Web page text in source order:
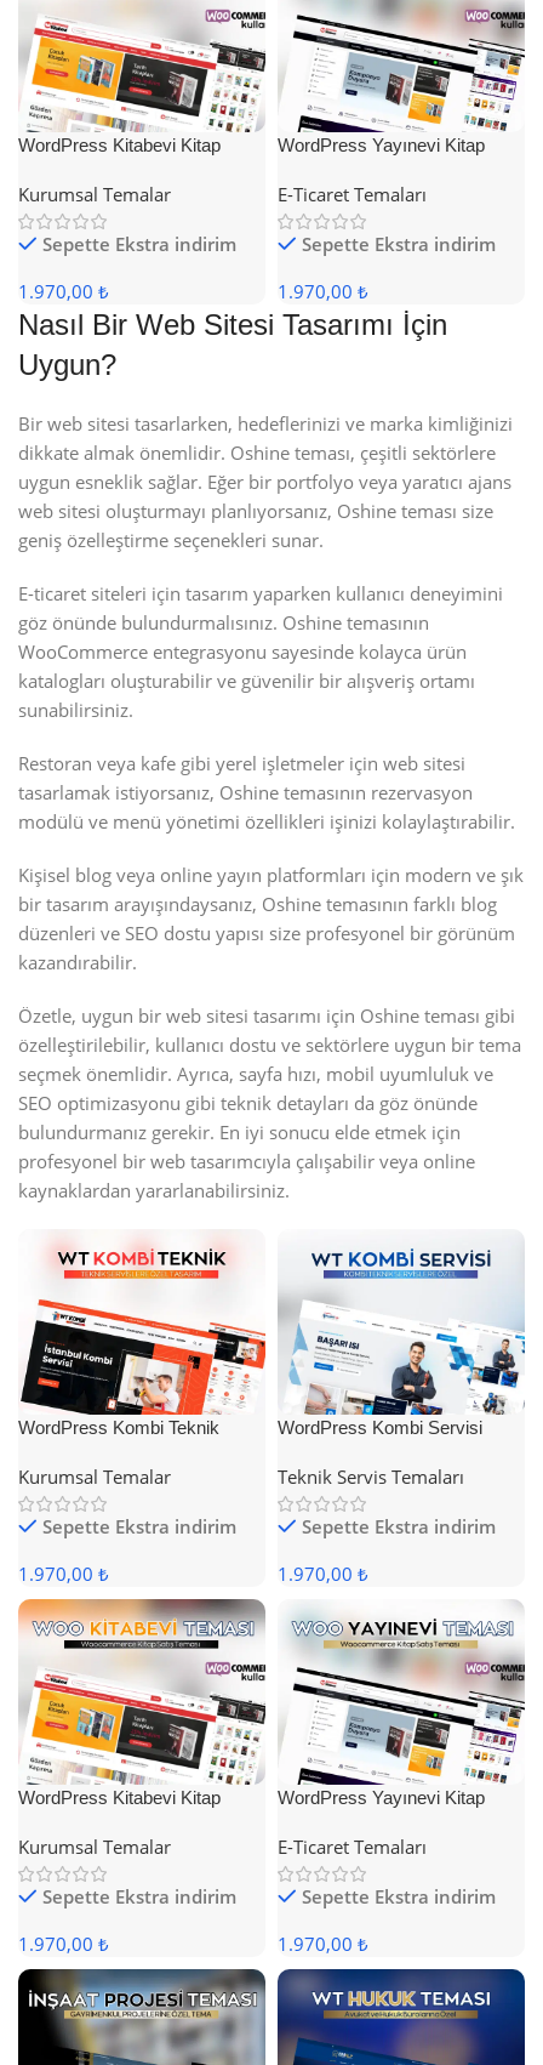
WordPress Kitabevi Kitap
Kurumsal Temalar
Sepette Ekstra indirim
1.970,00 ₺
WordPress Yayınevi Kitap
E-Ticaret Temaları
Sepette Ekstra indirim
1.970,00 ₺
Nasıl Bir Web Sitesi Tasarımı İçin
Uygun?
Bir web sitesi tasarlarken, hedeflerinizi ve marka kimliğinizi
dikkate almak önemlidir. Oshine teması, çeşitli sektörlere
uygun esneklik sağlar. Eğer bir portfolyo veya yaratıcı ajans
web sitesi oluşturmayı planlıyorsanız, Oshine teması size
geniş özelleştirme seçenekleri sunar.
E-ticaret siteleri için tasarım yaparken kullanıcı deneyimini
göz önünde bulundurmalısınız. Oshine temasının
WooCommerce entegrasyonu sayesinde kolayca ürün
katalogları oluşturabilir ve güvenilir bir alışveriş ortamı
sunabilirsiniz.
Restoran veya kafe gibi yerel işletmeler için web sitesi
tasarlamak istiyorsanız, Oshine temasının rezervasyon
modülü ve menü yönetimi özellikleri işinizi kolaylaştırabilir.
Kişisel blog veya online yayın platformları için modern ve şık
bir tasarım arayışındaysanız, Oshine temasının farklı blog
düzenleri ve SEO dostu yapısı size profesyonel bir görünüm
kazandırabilir.
Özetle, uygun bir web sitesi tasarımı için Oshine teması gibi
özelleştirilebilir, kullanıcı dostu ve sektörlere uygun bir tema
seçmek önemlidir. Ayrıca, sayfa hızı, mobil uyumluluk ve
SEO optimizasyonu gibi teknik detayları da göz önünde
bulundurmanız gerekir. En iyi sonucu elde etmek için
profesyonel bir web tasarımcıyla çalışabilir veya online
kaynaklardan yararlanabilirsiniz.
WordPress Kombi Teknik
Kurumsal Temalar
Sepette Ekstra indirim
1.970,00 ₺
WordPress Kombi Servisi
Teknik Servis Temaları
Sepette Ekstra indirim
1.970,00 ₺
WordPress Kitabevi Kitap
Kurumsal Temalar
Sepette Ekstra indirim
1.970,00 ₺
WordPress Yayınevi Kitap
E-Ticaret Temaları
Sepette Ekstra indirim
1.970,00 ₺